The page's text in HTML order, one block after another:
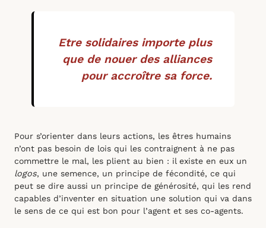
Etre solidaires importe plus
que de nouer des alliances
pour accroître sa force.
Pour s’orienter dans leurs actions, les êtres humains
n’ont pas besoin de lois qui les contraignent à ne pas
commettre le mal, les plient au bien : il existe en eux un
logos, une semence, un principe de fécondité, ce qui
peut se dire aussi un principe de générosité, qui les rend
capables d’inventer en situation une solution qui va dans
le sens de ce qui est bon pour l’agent et ses co-agents.